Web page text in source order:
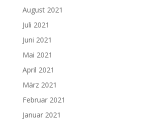
August 2021
Juli 2021
Juni 2021
Mai 2021
April 2021
März 2021
Februar 2021
Januar 2021